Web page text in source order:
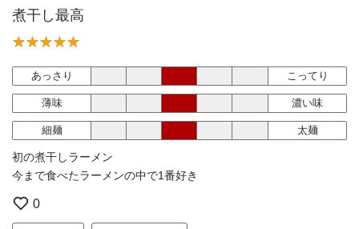
煮干し最高
あっさり こってり
薄味 濃い味
細麺 太麺
初の煮干しラーメン
今まで食べたラーメンの中で1番好き
0